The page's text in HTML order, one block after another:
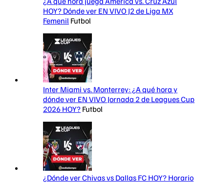
HOY? Dónde ver EN VIVO J2 de Liga MX
Femenil Futbol
Inter Miami vs. Monterrey: ¿A qué hora y
dónde ver EN VIVO Jornada 2 de Leagues Cup
2026 HOY? Futbol
¿Dónde ver Chivas vs Dallas FC HOY? Horario